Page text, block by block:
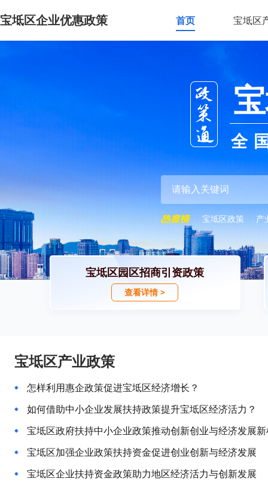
宝坻区企业优惠政策 首页 宝坻区
全
宝坻区政策 产
宝坻区园区招商引资政策
查看详情 >
宝坻区产业政策
怎样利用惠企政策促进宝坻区经济增长？
如何借助中小企业发展扶持政策提升宝坻区经济活力？
宝坻区政府扶持中小企业政策推动创新创业与经济发展
宝坻区加强企业政策扶持资金促进创业创新与经济发展
宝坻区企业扶持资金政策助力地区经济活力与创新发展